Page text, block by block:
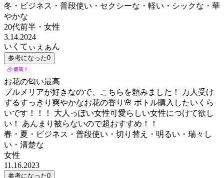
冬・ビジネス・普段使い・セクシーな・軽い・シックな・華
やかな
20代前半 ・ 女性
3.14.2024
いくてぃぇぁん
参考になった0
お花の匂い最高
プルメリアが好きなので、こちらを頼みました！ 万人受け
するすっきり爽やかなお花の香り🌸 ボトル購入したいくら
いです！！！ 大人っぽい女性可愛らしい女性につけて欲し
い！ あんまり被らないので超おすすめ！！
春・夏・ビジネス・普段使い・切り替え・明るい・瑞々し
い・清楚な
女性
11.16.2023
参考になった0